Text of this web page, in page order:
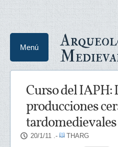
Menú
Curso del IAPH:
producciones
20/1/11 .- THARG